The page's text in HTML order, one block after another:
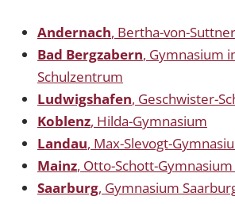
Andernach, Bertha-von-
Bad Bergzabern, Gymnasium
Schulzentrum
Ludwigshafen, Geschwister-
Koblenz, Hilda-Gymnasium
Landau, Max-Slevogt-
Mainz, Otto-Schott-
Saarburg, Gymnasium